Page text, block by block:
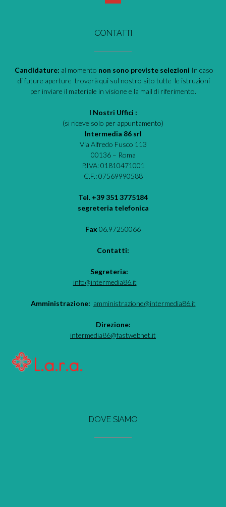
CONTATTI
Candidature: al momento non sono previste selezioni In caso
di future aperture troverà qui sul nostro sito tutte le istruzioni
per inviare il materiale in visione e la mail di riferimento.
I Nostri Uffici :
(si riceve solo per appuntamento)
Intermedia 86 srl
Via Alfredo Fusco 113
00136 – Roma
P.IVA: 01810471001
C.F.: 07569990588
Tel. +39 351 3775184
segreteria telefonica
Fax 06.97250066
Contatti:
Segreteria:
info@intermedia86.it
Amministrazione: amministrazione@intermedia86.it
Direzione:
intermedia86@fastwebnet.it
DOVE SIAMO